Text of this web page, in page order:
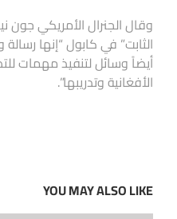
وقال الجنرال الأمريكي جون
الثابت” في كابول “إنها
أيضاً وسائل لتنفيذ مهمات
الأفغانية وتدريبها”.
YOU MAY ALSO LIKE